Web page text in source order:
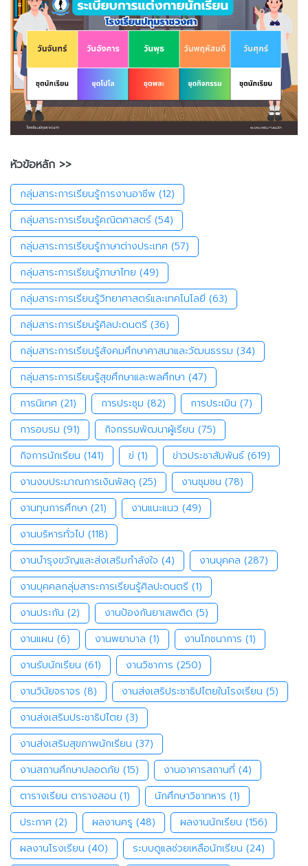
หัวข้อหลัก >>
กลุ่มสาระการเรียนรู้การงานอาชีพ (12)
กลุ่มสาระการเรียนรู้คณิตศาสตร์ (54)
กลุ่มสาระการเรียนรู้ภาษาต่างประเทศ (57)
กลุ่มสาระการเรียนรู้ภาษาไทย (49)
กลุ่มสาระการเรียนรู้วิทยาศาสตร์และเทคโนโลยี (63)
กลุ่มสาระการเรียนรู้ศิลปะดนตรี (36)
กลุ่มสาระการเรียนรู้สังคมศึกษาศาสนาและวัฒนธรรม (34)
กลุ่มสาระการเรียนรู้สุขศึกษาและพลศึกษา (47)
การนิเทศ (21) การประชุม (82) การประเมิน (7)
การอบรม (91) กิจกรรมพัฒนาผู้เรียน (75)
กิจการนักเรียน (141) ข่ (1) ข่าวประชาสัมพันธ์ (619)
งานงบประมาณการเงินพัสดุ (25) งานชุมชน (78)
งานทุนการศึกษา (21) งานแนะแนว (49)
งานบริหารทั่วไป (118)
งานบำรุงขวัญและส่งเสริมกำลังใจ (4) งานบุคคล (287)
งานบุคคลกลุ่มสาระการเรียนรู้ศิลปะดนตรี (1)
งานประกัน (2) งานป้องกันยาเสพติด (5)
งานแผน (6) งานพยาบาล (1) งานโภชนาการ (1)
งานรับนักเรียน (61) งานวิชาการ (250)
งานวินัยจราจร (8) งานส่งเสริประชาธิปไตยในโรงเรียน (5)
งานส่งเสริมประชาธิปไตย (3)
งานส่งเสริมสุขภาพนักเรียน (37)
งานสถานศึกษาปลอดภัย (15) งานอาคารสถานที่ (4)
ตารางเรียน ตารางสอน (1) นักศึกษาวิชาทหาร (1)
ประกาศ (2) ผลงานครู (48) ผลงานนักเรียน (156)
ผลงานโรงเรียน (40) ระบบดูแลช่วยเหลือนักเรียน (24)